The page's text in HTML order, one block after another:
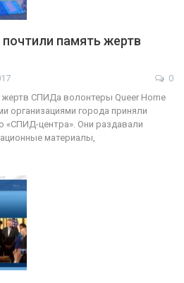
память жертв
0
СПИДа волонтеры Queer Home
организациями города приняли
«СПИД-центра». Они раздавали
материалы,